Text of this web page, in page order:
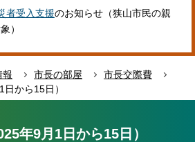
者受入支援のお知らせ（狭山市民の親
）
報 市長の部屋
市長交際費
から15日）
年9月1日から15日）